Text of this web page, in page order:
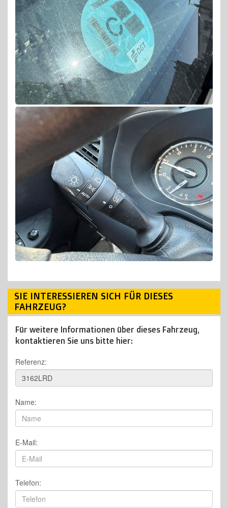
SIE INTERESSIEREN SICH FÜR DIESES
FAHRZEUG?
Für weitere Informationen über dieses Fahrzeug,
kontaktieren Sie uns bitte hier:
Referenz:
Name:
E-Mail:
Telefon: